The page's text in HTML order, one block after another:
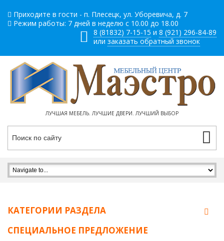
Приходите в гости - п. Плесецк, ул. Уборевича, д. 7
Режим работы: 7 дней в неделю с 10.00 до 18.00
8 (81832) 7-15-15 и 8 (921) 296-84-89
или заказать обратный звонок
ЛУЧШАЯ МЕБЕЛЬ. ЛУЧШИЕ ДВЕРИ. ЛУЧШИЙ ВЫБОР
КАТЕГОРИИ РАЗДЕЛА
СПЕЦИАЛЬНОЕ ПРЕДЛОЖЕНИЕ